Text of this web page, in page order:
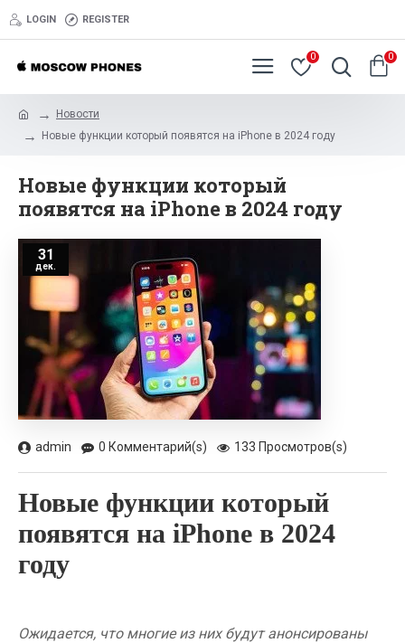
LOGIN REGISTER
0 0
Новости
Новые функции который появятся на iPhone в 2024 году
Новые функции который
появятся на iPhone в 2024 году
31
дек.
admin 0 Комментарий(s) 133 Просмотров(s)
Новые функции который
появятся на iPhone в 2024
году
Ожидается, что многие из них будут анонсированы